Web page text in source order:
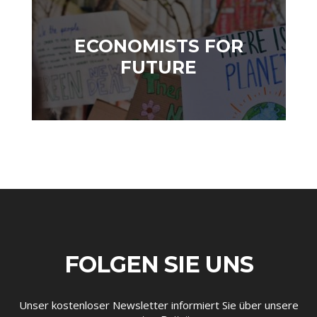
STATUS QUO DER
OUTPUT GAP
ECONOMISTS FOR
FUTURE
FOLGEN SIE UNS
Unser kostenloser Newsletter informiert Sie über unsere